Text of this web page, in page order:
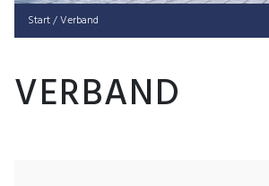
Start/ Verband
VERBAND